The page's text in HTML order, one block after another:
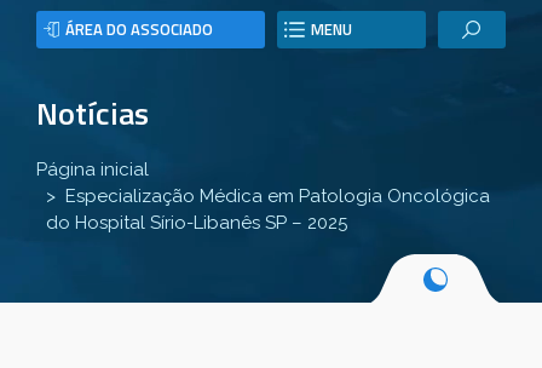
ÁREA DO ASSOCIADO MENU
Notícias
Página inicial
Especialização Médica em Patologia Oncológica
do Hospital Sírio-Libanês SP – 2025